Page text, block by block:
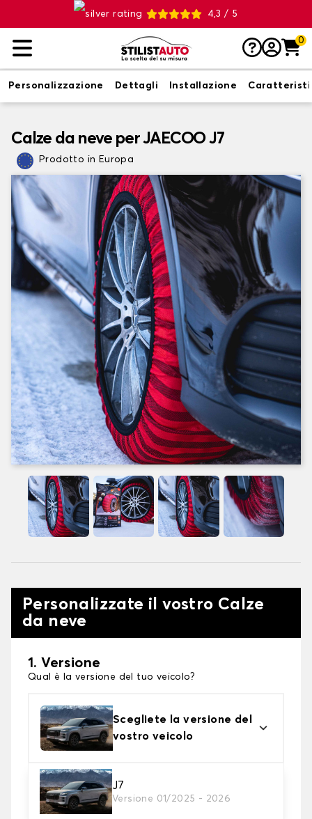
4,3 / 5
0
Personalizzazione Dettagli Installazione
Calze da neve per JAECOO J7
Prodotto in Europa
Personalizzate il vostro Calze
da neve
1. Versione
Qual è la versione del tuo veicolo?
Scegliete la versione del
vostro veicolo
J7
Versione 01/2025 - 2026
2. Finitura a calza
Scegli le calze da neve adatte alle tue necessità